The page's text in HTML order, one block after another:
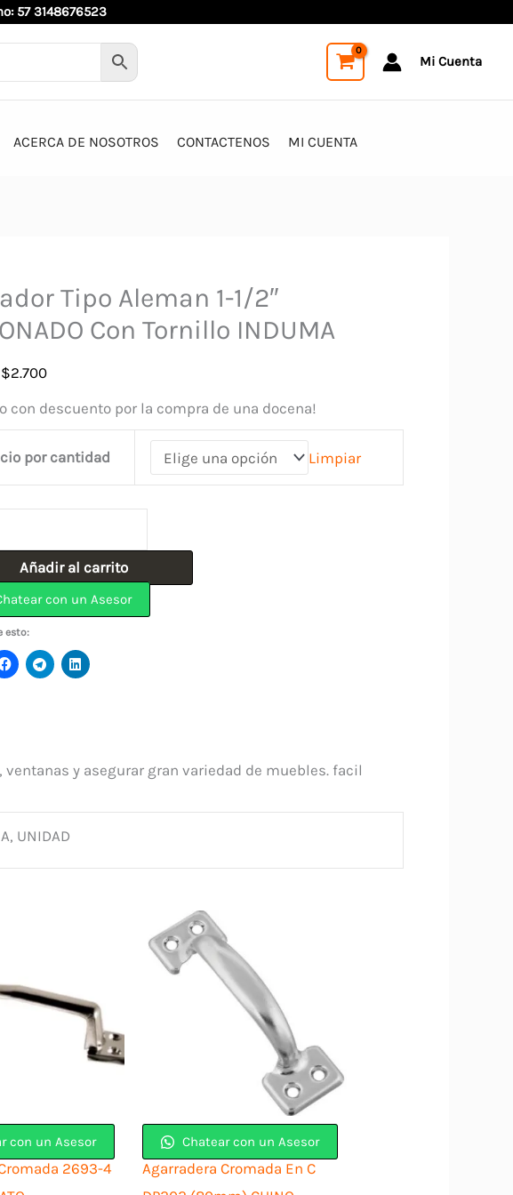
57 3148676523
Mi Cuenta
ACERCA DE NOSOTROS CONTACTENOS MI CUENTA
Tipo Aleman 1-1/2″
Con Tornillo INDUMA
$2.700
con descuento por la compra de una docena!
por cantidad Limpiar
Añadir al carrito
con un Asesor
esto:
y asegurar gran variedad de muebles. facil
UNIDAD
con un Asesor
2693-4
Chatear con un Asesor
Agarradera Cromada En C